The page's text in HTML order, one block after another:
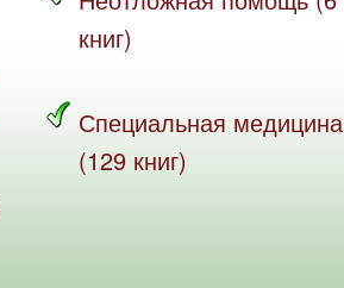
книг)
Специальная медицина
(129 книг)